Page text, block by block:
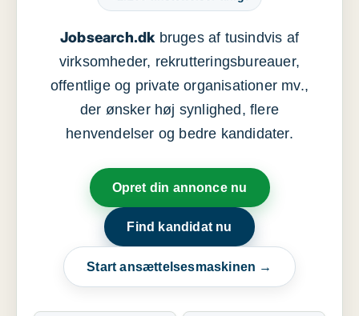
Jobsearch.dkbruges af tusindvis af
virksomheder, rekrutteringsbureauer,
offentlige og private organisationer mv.,
der ønsker høj synlighed, flere
henvendelser og bedre kandidater.
Opret din annonce nu
Find kandidat nu
Start ansættelsesmaskinen →